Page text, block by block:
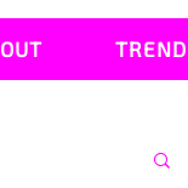
OUT TREND